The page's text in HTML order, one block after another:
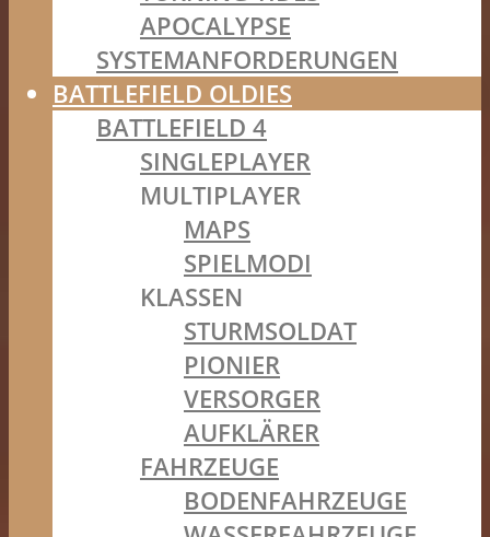
APOCALYPSE
SYSTEMANFORDERUNGEN
BATTLEFIELD OLDIES
BATTLEFIELD 4
SINGLEPLAYER
MULTIPLAYER
MAPS
SPIELMODI
KLASSEN
STURMSOLDAT
PIONIER
VERSORGER
AUFKLÄRER
FAHRZEUGE
BODENFAHRZEUGE